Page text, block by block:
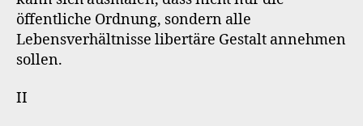
öffentliche Ordnung, sondern alle
Lebensverhältnisse libertäre Gestalt annehmen
sollen.
II